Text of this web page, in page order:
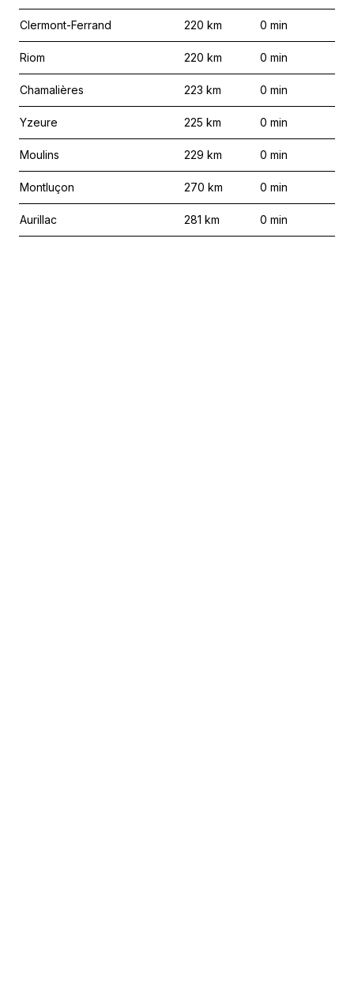
Clermont-Ferrand 220 km 0 min
Riom 220 km 0 min
Chamalières 223 km 0 min
Yzeure 225 km 0 min
Moulins 229 km 0 min
Montluçon 270 km 0 min
Aurillac 281 km 0 min